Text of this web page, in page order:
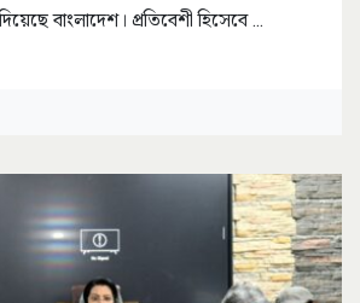
বাংলাদেশ। প্রতিবেশী হিসেবে ...